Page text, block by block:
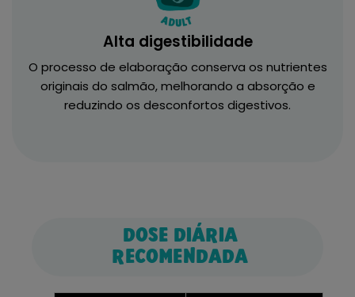
Alta digestibilidade
O processo de elaboração conserva os nutrientes
originais do salmão, melhorando a absorção e
reduzindo os desconfortos digestivos.
DOSE DIÁRIA
RECOMENDADA